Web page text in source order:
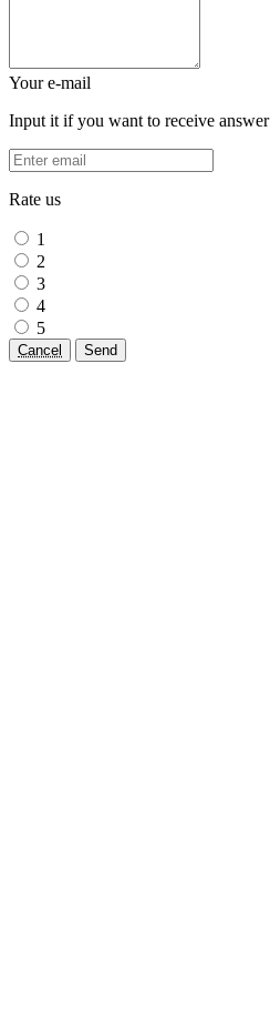
Your e-mail
Input it if you want to receive answer
Rate us
1
2
3
4
5
Cancel Send